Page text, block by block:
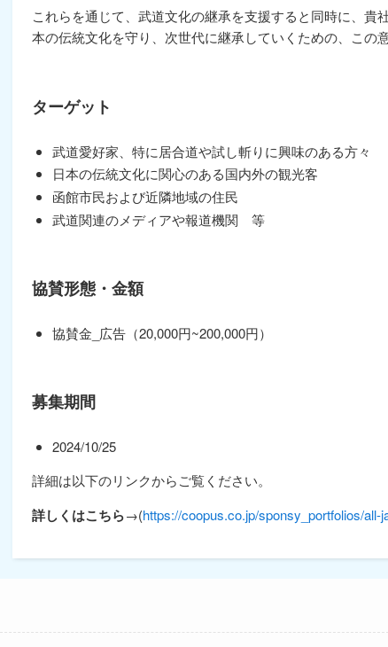
これらを通じて、武道文化の継承を支援すると同時に、
本の伝統文化を守り、次世代に継承していくための、この
ターゲット
武道愛好家、特に居合道や試し斬りに興味のある方々
日本の伝統文化に関心のある国内外の観光客
函館市民および近隣地域の住民
武道関連のメディアや報道機関 等
協賛形態・金額
協賛金_広告（20,000円~200,000円）
募集期間
2024/10/25
詳細は以下のリンクからご覧ください。
詳しくはこちら→(https://coopus.co.jp/sponsy_portfolios/all-